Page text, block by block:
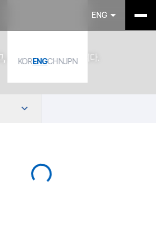
ENG
KORENGCHNJPN
, 소재로 산업을 연결합니다.